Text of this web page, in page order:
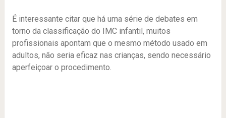
É interessante citar que há uma série de debates em
torno da classificação do IMC infantil, muitos
profissionais apontam que o mesmo método usado em
adultos, não seria eficaz nas crianças, sendo necessário
aperfeiçoar o procedimento.